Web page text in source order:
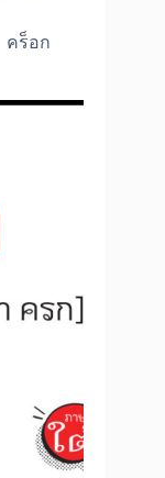
คร็อก